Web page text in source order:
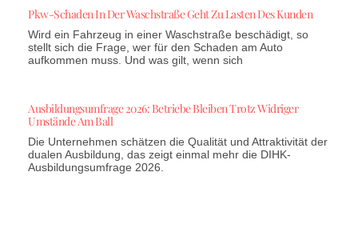
Pkw-Schaden In Der Waschstraße Geht Zu Lasten Des Kunden
Wird ein Fahrzeug in einer Waschstraße beschädigt, so
stellt sich die Frage, wer für den Schaden am Auto
aufkommen muss. Und was gilt, wenn sich
Ausbildungsumfrage 2026: Betriebe Bleiben Trotz Widriger
Umstände Am Ball
Die Unternehmen schätzen die Qualität und Attraktivität der
dualen Ausbildung, das zeigt einmal mehr die DIHK-
Ausbildungsumfrage 2026.